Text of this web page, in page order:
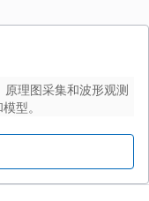
理图采集和波形观测
型。